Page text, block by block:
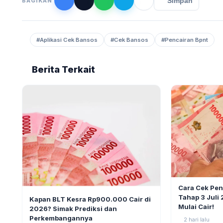
#Aplikasi Cek Bansos #Cek Bansos #Pencairan Bpnt
Berita Terkait
Kapan BLT Kesra Rp900.000 Cair di
2026? Simak Prediksi dan
Perkembangannya
Cara Cek
Tahap 3 Juli
Mulai Cair!
2 hari lalu